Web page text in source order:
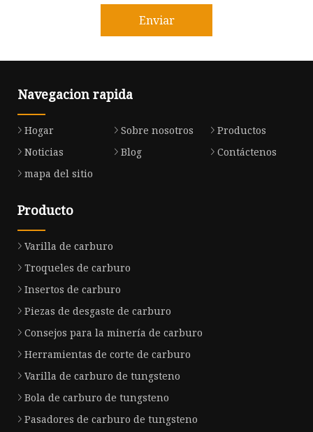
Enviar
Navegacion rapida
Hogar Sobre nosotros
Productos
Noticias
Blog
Contáctenos
mapa del sitio
Producto
Varilla de carburo
Troqueles de carburo
Insertos de carburo
Piezas de desgaste de carburo
Consejos para la minería de carburo
Herramientas de corte de carburo
Varilla de carburo de tungsteno
Bola de carburo de tungsteno
Pasadores de carburo de tungsteno